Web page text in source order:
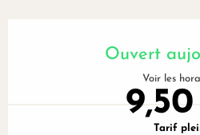
Ouvert
Voir les
Tarif